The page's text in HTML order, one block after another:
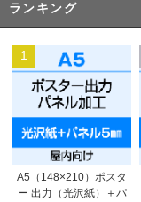
ランキング
1
A5（148×210）ポスタ
ー 出力（光沢紙）＋パ